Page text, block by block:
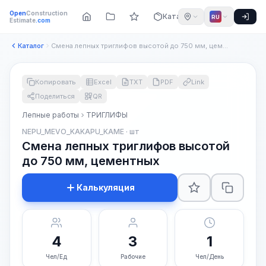
OpenConstruction
Estimate.com Каталог RU
Каталог Смена лепных триглифов высотой до 750 мм, цементных
Копировать Excel TXT PDF
Link
Поделиться
QR
Лепные работы
ТРИГЛИФЫ
NEPU_MEVO_KAKAPU_KAME · шт
Смена лепных триглифов высотой
до 750 мм, цементных
Калькуляция
4
Чел/Ед
3
Рабочие
1
Чел/День